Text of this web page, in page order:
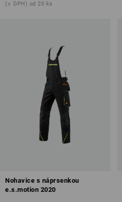
(v. DPH) od 20 ks
Nohavice s náprsenkou
e.s.motion 2020